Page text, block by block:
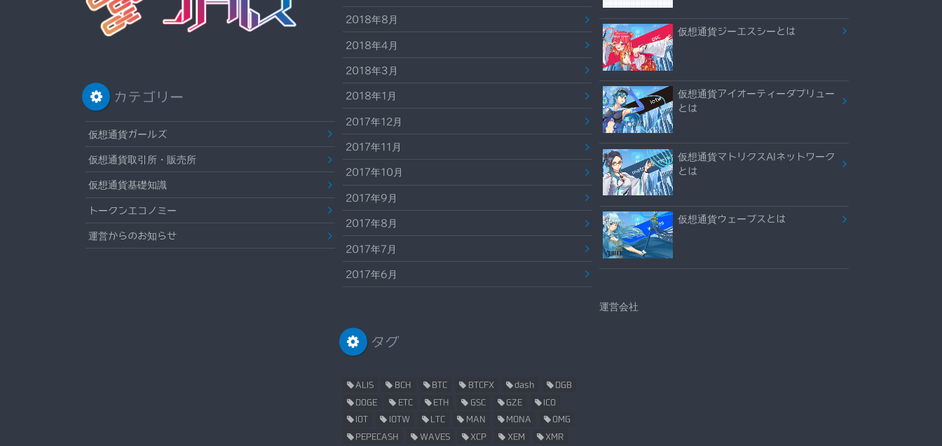
カテゴリー
仮想通貨ガールズ
仮想通貨取引所・販売所
仮想通貨基礎知識
トークンエコノミー
運営からのお知らせ
2018年8月
2018年4月
2018年3月
2018年1月
2017年12月
2017年11月
2017年10月
2017年9月
2017年8月
2017年7月
2017年6月
タグ
ALIS BCH BTC BTCFX dash DGB
DOGE ETC ETH GSC GZE ICO
IOT IOTW LTC MAN MONA OMG
PEPECASH WAVES XCP XEM XMR
仮想通貨ジーエスシーとは
仮想通貨アイオーティーダブリュー
とは
仮想通貨マトリクスAIネットワーク
とは
仮想通貨ウェーブスとは
運営会社